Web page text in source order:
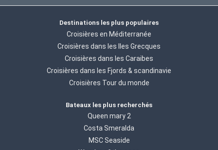
Destinations les plus populaires
Croisières en Méditerranée
Croisières dans les Iles Grecques
Croisières dans les Caraibes
Croisières dans les Fjords & scandinavie
Croisières Tour du monde
Bateaux les plus recherchés
Queen mary 2
Costa Smeralda
MSC Seaside